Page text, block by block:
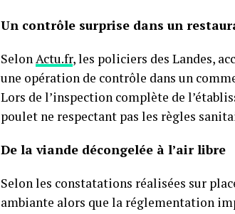
Un contrôle surprise dans un
SelonActu.fr, les policiers des Landes,
une opération de contrôle dans un
Lors de l’inspection complète de
poulet ne respectant pas les règles
De la viande décongelée à l’air libre
Selon les constatations réalisées sur
ambiante alors que la réglementation